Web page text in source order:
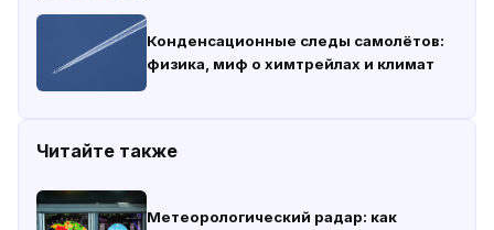
Конденсационные следы самолётов:
физика, миф о химтрейлах и климат
Читайте также
Метеорологический радар: как